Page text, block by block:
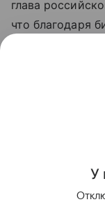
глава
что благодаря
У